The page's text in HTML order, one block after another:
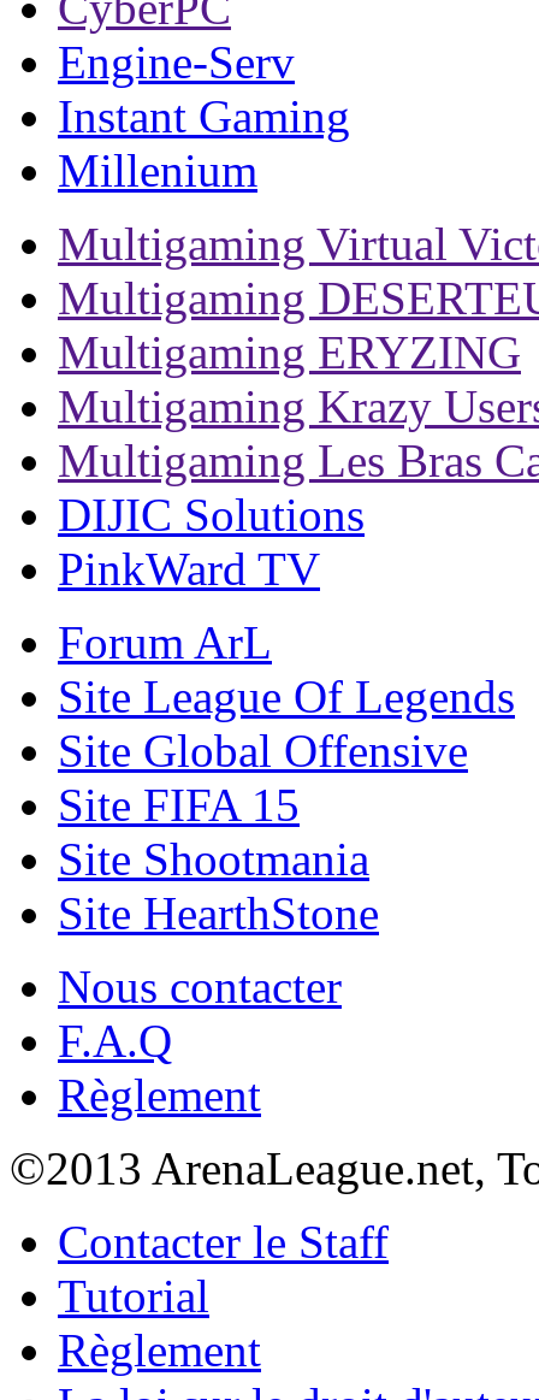
Engine-Serv
Instant Gaming
Millenium
Multigaming Virtual
Multigaming
Multigaming ERYZING
Multigaming Krazy
Multigaming Les Bras
DIJIC Solutions
PinkWard TV
Forum ArL
Site League Of Legends
Site Global Offensive
Site FIFA 15
Site Shootmania
Site HearthStone
Nous contacter
F.A.Q
Règlement
©2013 ArenaLeague.net,
Contacter le Staff
Tutorial
Règlement